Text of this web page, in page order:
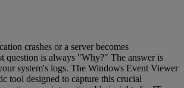
crashes or a server becomes
question is always "Why?" The answer is
system's logs. The Windows Event Viewer
tool designed to capture this crucial